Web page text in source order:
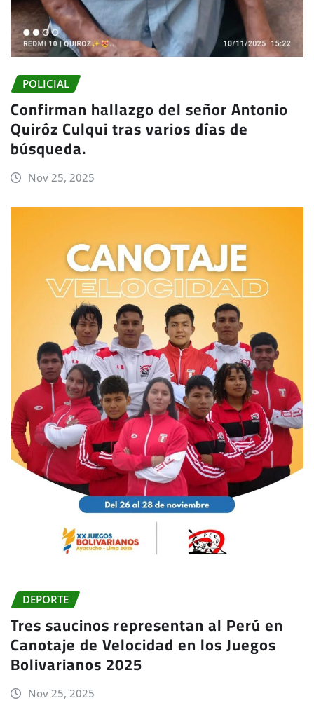
POLICIAL
Confirman hallazgo del señor Antonio
Quiróz Culqui tras varios días de
búsqueda.
Nov 25, 2025
DEPORTE
Tres saucinos representan al Perú en
Canotaje de Velocidad en los Juegos
Bolivarianos 2025
Nov 25, 2025